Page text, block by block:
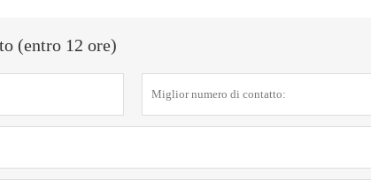
(entro 12 ore)